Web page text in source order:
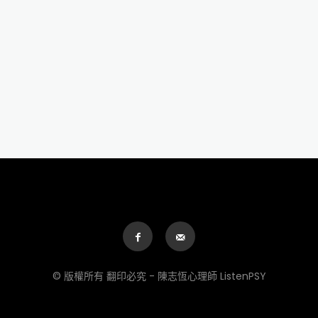
© 版權所有 翻印必究 - 陳志恆心理師 ListenPSY